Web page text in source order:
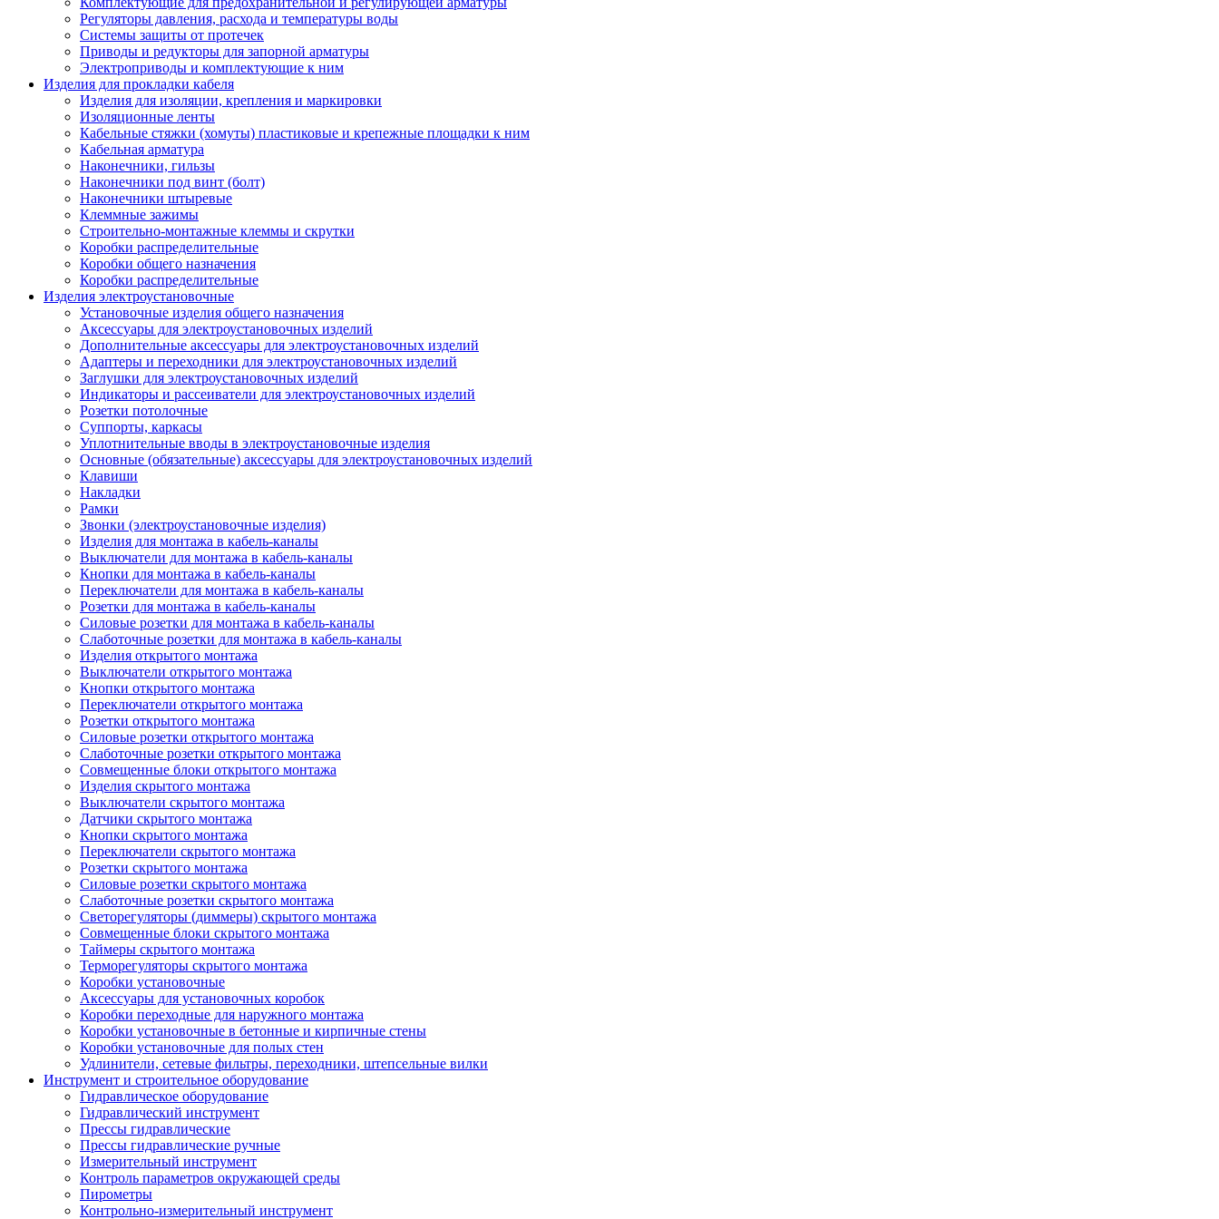
Регуляторы давления, расхода и температуры воды
Системы защиты от протечек
Приводы и редукторы для запорной арматуры
Электроприводы и комплектующие к ним
Изделия для прокладки кабеля
Изделия для изоляции, крепления и маркировки
Изоляционные ленты
Кабельные стяжки (хомуты) пластиковые и крепежные площадки к ним
Кабельная арматура
Наконечники, гильзы
Наконечники под винт (болт)
Наконечники штыревые
Клеммные зажимы
Строительно-монтажные клеммы и скрутки
Коробки распределительные
Коробки общего назначения
Коробки распределительные
Изделия электроустановочные
Установочные изделия общего назначения
Аксессуары для электроустановочных изделий
Дополнительные аксессуары для электроустановочных изделий
Адаптеры и переходники для электроустановочных изделий
Заглушки для электроустановочных изделий
Индикаторы и рассеиватели для электроустановочных изделий
Розетки потолочные
Суппорты, каркасы
Уплотнительные вводы в электроустановочные изделия
Основные (обязательные) аксессуары для электроустановочных изделий
Клавиши
Накладки
Рамки
Звонки (электроустановочные изделия)
Изделия для монтажа в кабель-каналы
Выключатели для монтажа в кабель-каналы
Кнопки для монтажа в кабель-каналы
Переключатели для монтажа в кабель-каналы
Розетки для монтажа в кабель-каналы
Силовые розетки для монтажа в кабель-каналы
Слаботочные розетки для монтажа в кабель-каналы
Изделия открытого монтажа
Выключатели открытого монтажа
Кнопки открытого монтажа
Переключатели открытого монтажа
Розетки открытого монтажа
Силовые розетки открытого монтажа
Слаботочные розетки открытого монтажа
Совмещенные блоки открытого монтажа
Изделия скрытого монтажа
Выключатели скрытого монтажа
Датчики скрытого монтажа
Кнопки скрытого монтажа
Переключатели скрытого монтажа
Розетки скрытого монтажа
Силовые розетки скрытого монтажа
Слаботочные розетки скрытого монтажа
Светорегуляторы (диммеры) скрытого монтажа
Совмещенные блоки скрытого монтажа
Таймеры скрытого монтажа
Терморегуляторы скрытого монтажа
Коробки установочные
Аксессуары для установочных коробок
Коробки переходные для наружного монтажа
Коробки установочные в бетонные и кирпичные стены
Коробки установочные для полых стен
Удлинители, сетевые фильтры, переходники, штепсельные вилки
Инструмент и строительное оборудование
Гидравлическое оборудование
Гидравлический инструмент
Прессы гидравлические
Прессы гидравлические ручные
Измерительный инструмент
Контроль параметров окружающей среды
Пирометры
Контрольно-измерительный инструмент